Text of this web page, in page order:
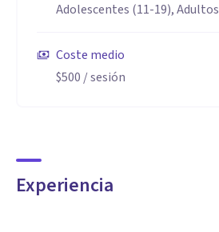
Adolescentes (11-19), Adultos
Coste medio
$500 / sesión
Experiencia